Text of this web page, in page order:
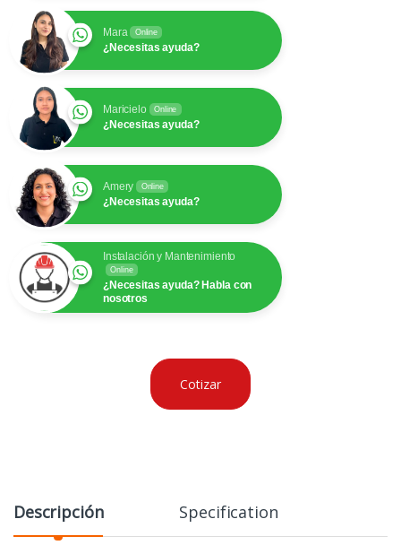
Mara Online
¿Necesitas ayuda?
Maricielo Online
¿Necesitas ayuda?
Amery Online
¿Necesitas ayuda?
Instalación y Mantenimiento
Online
¿Necesitas ayuda? Habla con
nosotros
Cotizar
Descripción Specification